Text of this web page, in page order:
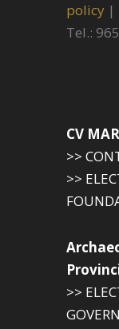
policy |
Tel.:
CV
>>
>>
>>